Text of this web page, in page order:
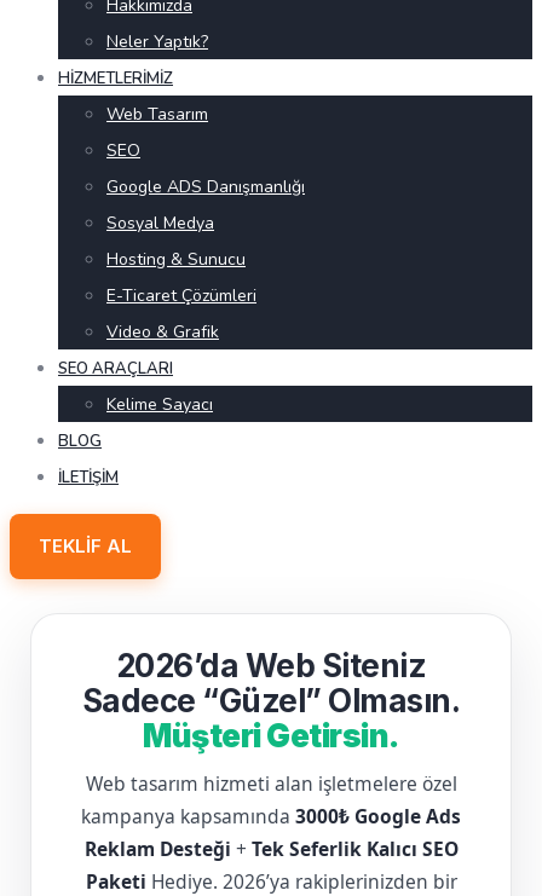
Hakkımızda
Neler Yaptık?
HIZMETLERIMIZ
Web Tasarım
SEO
Google ADS Danışmanlığı
Sosyal Medya
Hosting & Sunucu
E-Ticaret Çözümleri
Video & Grafik
SEO ARAÇLARI
Kelime Sayacı
BLOG
İLETIŞIM
TEKLIF AL
2026’da Web Siteniz
Sadece “Güzel” Olmasın.
Müşteri Getirsin.
Web tasarım hizmeti alan işletmelere özel
kampanya kapsamında 3000₺ Google Ads
Reklam Desteği + Tek Seferlik Kalıcı SEO
Paketi Hediye. 2026’ya rakiplerinizden bir